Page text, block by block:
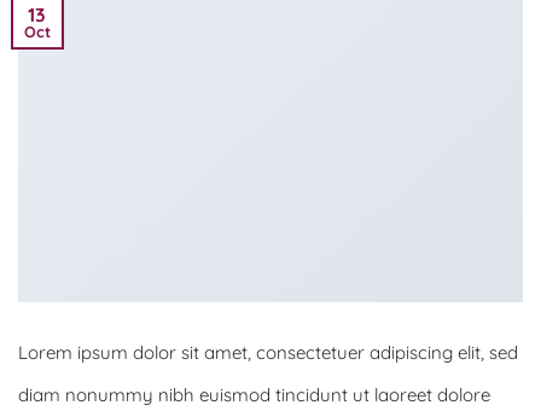
13
Oct
Lorem ipsum dolor sit amet, consectetuer adipiscing elit, sed
diam nonummy nibh euismod tincidunt ut laoreet dolore